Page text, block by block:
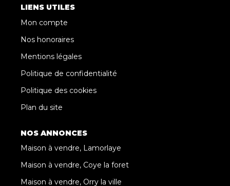
LIENS UTILES
Mon compte
Nos honoraires
Mentions légales
Politique de confidentialité
Politique des cookies
Plan du site
NOS ANNONCES
Maison à vendre, Lamorlaye
Maison à vendre, Coye la foret
Maison à vendre, Orry la ville